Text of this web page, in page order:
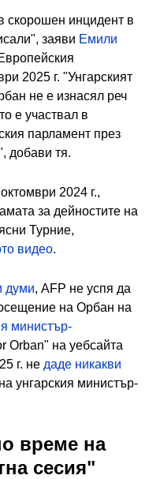
скорошен инцидент в
заяви Емили
2025 г. "Унгарският
не е изнасял реч
е участвал в
парламент през
добави тя.
2024 г.,
за дейностите на
Турние,
видео.
думи, AFP не успя да
на Орбан на
министър-
Orban" на уебсайта
г. не даде никакви
унгарския министър-
време на
сесия"